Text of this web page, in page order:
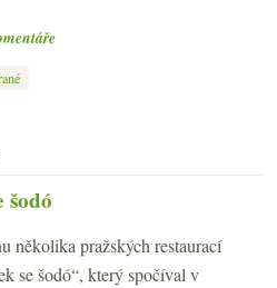
šodó
několika pražských restaurací
se šodó“, který spočíval v